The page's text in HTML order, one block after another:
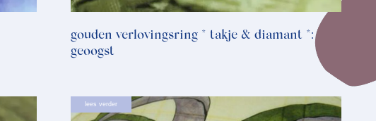
gouden verlovingsring * takje & diamant *:
geoogst
lees verder